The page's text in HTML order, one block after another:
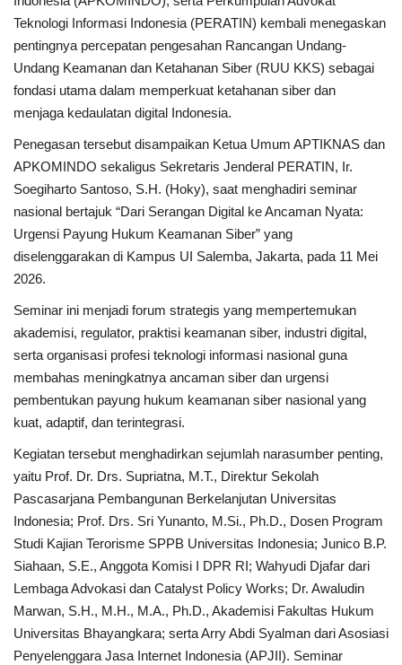
Kesehatan
Layanan Publik
Teknologi Informasi Indonesia (PERATIN) kembali menegaskan
pentingnya percepatan pengesahan Rancangan Undang-
Undang Keamanan dan Ketahanan Siber (RUU KKS) sebagai
fondasi utama dalam memperkuat ketahanan siber dan
menjaga kedaulatan digital Indonesia.
Penegasan tersebut disampaikan Ketua Umum APTIKNAS dan
APKOMINDO sekaligus Sekretaris Jenderal PERATIN, Ir.
Soegiharto Santoso, S.H. (Hoky), saat menghadiri seminar
nasional bertajuk “Dari Serangan Digital ke Ancaman Nyata:
Urgensi Payung Hukum Keamanan Siber” yang
diselenggarakan di Kampus UI Salemba, Jakarta, pada 11 Mei
2026.
Seminar ini menjadi forum strategis yang mempertemukan
akademisi, regulator, praktisi keamanan siber, industri digital,
serta organisasi profesi teknologi informasi nasional guna
membahas meningkatnya ancaman siber dan urgensi
pembentukan payung hukum keamanan siber nasional yang
kuat, adaptif, dan terintegrasi.
Kegiatan tersebut menghadirkan sejumlah narasumber penting,
yaitu Prof. Dr. Drs. Supriatna, M.T., Direktur Sekolah
Pascasarjana Pembangunan Berkelanjutan Universitas
Indonesia; Prof. Drs. Sri Yunanto, M.Si., Ph.D., Dosen Program
Studi Kajian Terorisme SPPB Universitas Indonesia; Junico B.P.
Siahaan, S.E., Anggota Komisi I DPR RI; Wahyudi Djafar dari
Lembaga Advokasi dan Catalyst Policy Works; Dr. Awaludin
Marwan, S.H., M.H., M.A., Ph.D., Akademisi Fakultas Hukum
Universitas Bhayangkara; serta Arry Abdi Syalman dari Asosiasi
Penyelenggara Jasa Internet Indonesia (APJII). Seminar